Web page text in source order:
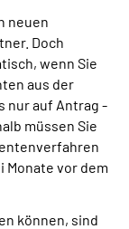
neuen
Doch
wenn Sie
aus der
nur auf Antrag -
müssen Sie
Monate vor dem
können, sind